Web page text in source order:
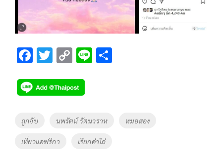
F
e
b
o
k
T
tt
er
C
p
y
Li
n
k
Li
Tags
ถูกจับ นพรัตน์ รัตนวราห หมอสอง
เที่ยวแอฟริกา เรียกค่าไถ่